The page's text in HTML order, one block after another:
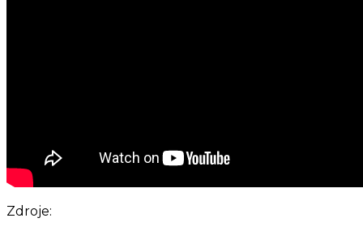
Zdroje: